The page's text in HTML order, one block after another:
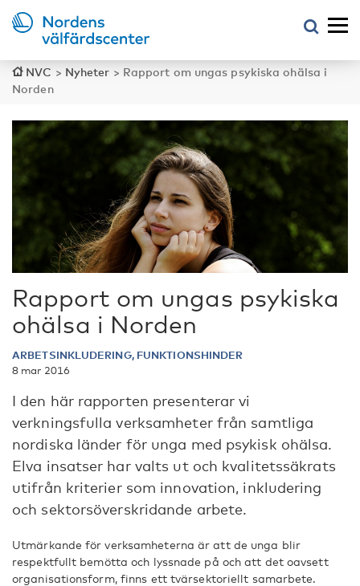
NVC > Nyheter > Rapport om ungas psykiska ohälsa i
Norden
Rapport om ungas psykiska
ohälsa i Norden
ARBETSINKLUDERING, FUNKTIONSHINDER
8 mar 2016
I den här rapporten presenterar vi
verkningsfulla verksamheter från samtliga
nordiska länder för unga med psykisk ohälsa.
Elva insatser har valts ut och kvalitetssäkrats
utifrån kriterier som innovation, inkludering
och sektorsöverskridande arbete.
Utmärkande för verksamheterna är att de unga blir
respektfullt bemötta och lyssnade på och att det oavsett
organisationsform, finns ett tvärsektoriellt samarbete.